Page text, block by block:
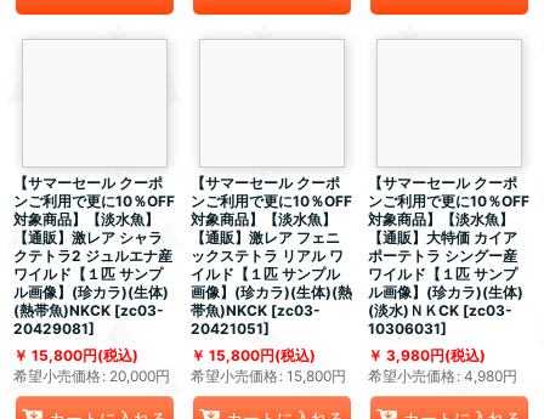
【サマーセール クーポ
ンご利用で更に10％OFF
対象商品】【淡水魚】
【通販】激レア シャラ
クテトラ2 ジュルエナ産
ワイルド【１匹 サンプ
ル画像】(珍カラ)(生体)
(熱帯魚)NKCK [zc03-
20429081]
15,800円(税込)
希望小売価格: 20,000円
【サマーセール クーポ
ンご利用で更に10％OFF
対象商品】【淡水魚】
【通販】激レア フェニ
ックステトラ リアル ワ
イルド【１匹 サンプル
画像】(珍カラ)(生体)(熱
帯魚)NKCK [zc03-
20421051]
15,800円(税込)
希望小売価格: 15,800円
【サマーセール クーポ
ンご利用で更に10％OFF
対象商品】【淡水魚】
【通販】大特価 カイア
ポーテトラ シングー産
ワイルド【１匹 サンプ
ル画像】(珍カラ)(生体)
(淡水)ＮＫCK [zc03-
10306031]
3,980円(税込)
希望小売価格: 4,980円